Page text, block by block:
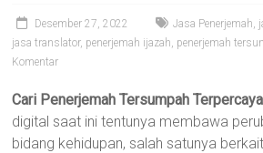
Desember 27, 2022 Jasa Penerjemah,
jasa translator, penerjemah ijazah, penerjemah
Komentar
Cari Penerjemah Tersumpah
digital saat ini tentunya membawa
bidang kehidupan, salah satunya